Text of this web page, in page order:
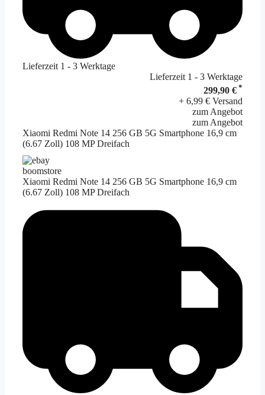
Lieferzeit 1 - 3 Werktage
Lieferzeit 1 - 3 Werktage
299,90 € *
+ 6,99 € Versand
zum Angebot
zum Angebot
Xiaomi Redmi Note 14 256 GB 5G Smartphone 16,9 cm
(6.67 Zoll) 108 MP Dreifach
boomstore
Xiaomi Redmi Note 14 256 GB 5G Smartphone 16,9 cm
(6.67 Zoll) 108 MP Dreifach